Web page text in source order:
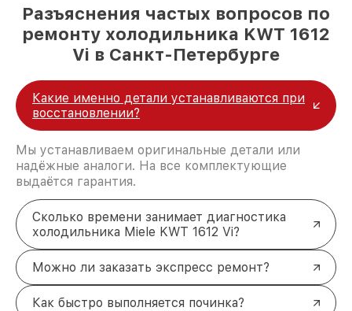
Разъяснения частых вопросов по
ремонту холодильника KWT 1612
Vi в Санкт-Петербурге
Какие именно детали устанавливаются при
восстановлении?
Мы устанавливаем оригинальные детали или
надёжные аналоги. На все комплектующие
выдаётся гарантия.
Сколько времени занимает диагностика
холодильника Miele KWT 1612 Vi?
Можно ли заказать экспресс ремонт?
Как быстро выполняется починка?